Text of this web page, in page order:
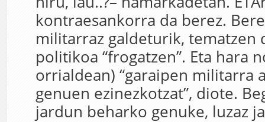
kontraesankorra da berez.
militarraz galdeturik, tematzen
politikoa “frogatzen”. Eta hara
orrialdean) “garaipen militarra
genuen ezinezkotzat”, diote.
jardun beharko genuke, luzaz